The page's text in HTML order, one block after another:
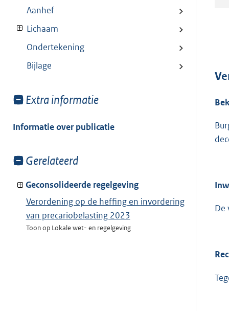
van:
Aanhef
Lichaam
Ondertekening
Bijlage
Toon
van:
Extra informatie
Informatie over publicatie
Toon
van:
Gerelateerd
Geconsolideerde regelgeving
Verordening op de heffing en invordering
van precariobelasting 2023
Toon op Lokale wet- en regelgeving
De